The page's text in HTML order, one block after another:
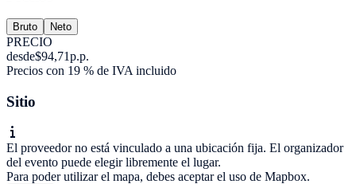
Bruto Neto
PRECIO
desde$94,71p.p.
Precios con 19 % de IVA incluido
Sitio
El proveedor no está vinculado a una ubicación fija. El organizador
del evento puede elegir libremente el lugar.
Para poder utilizar el mapa, debes aceptar el uso de Mapbox.